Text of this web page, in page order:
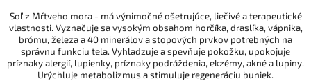
Soľ z Mŕtveho mora - má výnimočné ošetrujúce, liečivé a terapeutické
vlastnosti. Vyznačuje sa vysokým obsahom horčíka, draslíka, vápnika,
brómu, železa a 40 minerálov a stopových prvkov potrebných na
správnu funkciu tela. Vyhladzuje a spevňuje pokožku, upokojuje
príznaky alergií, lupienky, príznaky podráždenia, ekzémy, akné a lupiny.
Urýchľuje metabolizmus a stimuluje regeneráciu buniek.